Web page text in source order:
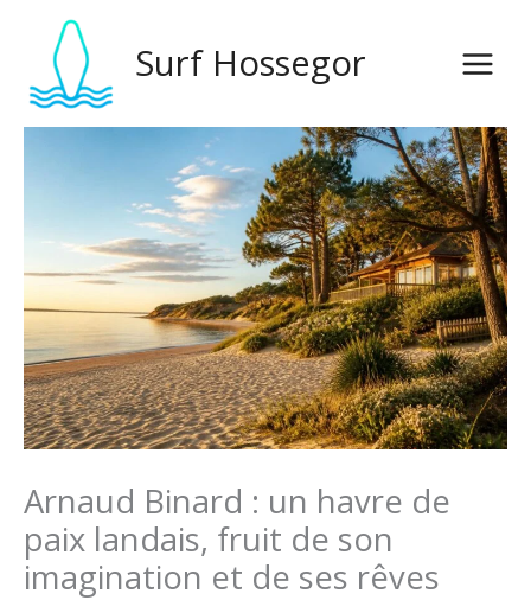
contenido
Surf Hossegor
Arnaud Binard : un havre de
paix landais, fruit de son
imagination et de ses rêves